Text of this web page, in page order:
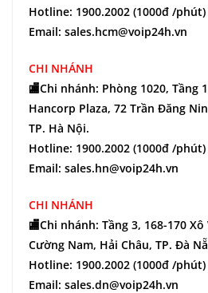
Hotline: 1900.2002 (1000đ /phút)
Email: sales.hcm@voip24h.vn
CHI NHÁNH
🏬Chi nhánh: Phòng 1020, Tầng
Hancorp Plaza, 72 Trần Đăng
TP. Hà Nội.
Hotline: 1900.2002 (1000đ /phút)
Email: sales.hn@voip24h.vn
CHI NHÁNH
🏬Chi nhánh: Tầng 3, 168-170
Cường Nam, Hải Châu, TP. Đà
Hotline: 1900.2002 (1000đ /phút)
Email: sales.dn@voip24h.vn